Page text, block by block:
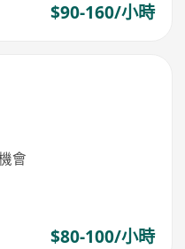
$90-160/小時
會
$80-100/小時